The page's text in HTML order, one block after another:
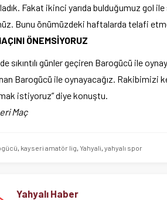
Fakat ikinci yarıda bulduğumuz gol
Bunu önümüzdeki haftalarda telafi
ÖNEMSİYORUZ
sıkıntılı günler geçiren Barogücü ile
Barogücü ile oynayacağız. Rakibimizi
istiyoruz” diye konuştu.
Maç
, kayseri amatör lig, Yahyali, yahyalı spor
Yahyalı Haber